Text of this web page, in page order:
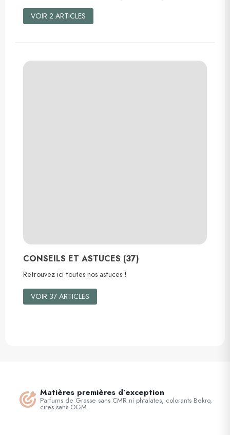
VOIR 2 ARTICLES
CONSEILS ET ASTUCES (37)
Retrouvez ici toutes nos astuces !
VOIR 37 ARTICLES
Matières premières d’exception
Parfums de Grasse sans CMR ni phtalates, colorants Bekro,
cires sans OGM.